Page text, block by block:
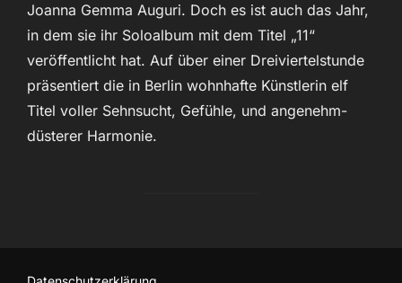
Joanna Gemma Auguri. Doch es ist auch das Jahr,
in dem sie ihr Soloalbum mit dem Titel „11“
veröffentlicht hat. Auf über einer Dreiviertelstunde
präsentiert die in Berlin wohnhafte Künstlerin elf
Titel voller Sehnsucht, Gefühle, und angenehm-
düsterer Harmonie.